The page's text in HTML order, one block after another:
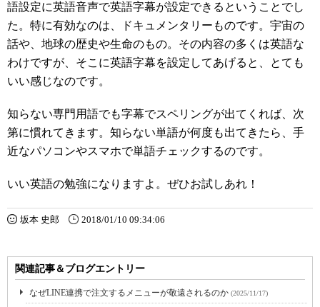
語設定に英語音声で英語字幕が設定できるということでし
た。特に有効なのは、ドキュメンタリーものです。宇宙の
話や、地球の歴史や生命のもの。その内容の多くは英語な
わけですが、そこに英語字幕を設定してあげると、とても
いい感じなのです。
知らない専門用語でも字幕でスペリングが出てくれば、次
第に慣れてきます。知らない単語が何度も出てきたら、手
近なパソコンやスマホで単語チェックするのです。
いい英語の勉強になりますよ。ぜひお試しあれ！
坂本 史郎 2018/01/10 09:34:06
関連記事＆ブログエントリー
なぜLINE連携で注文するメニューが敬遠されるのか (2025/11/17)